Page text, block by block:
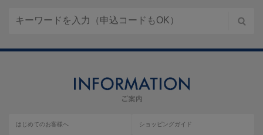
はじめてのお客様へ ショッピングガイド